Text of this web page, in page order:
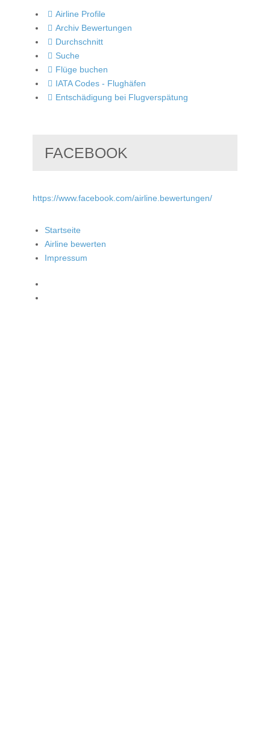
Airline Profile
Archiv Bewertungen
Durchschnitt
Suche
Flüge buchen
IATA Codes - Flughäfen
Entschädigung bei Flugverspätung
FACEBOOK
https://www.facebook.com/airline.bewertungen/
Startseite
Airline bewerten
Impressum